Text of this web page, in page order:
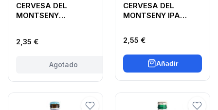
CERVESA DEL
MONTSENY
2,35 €
Agotado
CERVESA DEL
MONTSENY IPA
2,55 €
Añadir